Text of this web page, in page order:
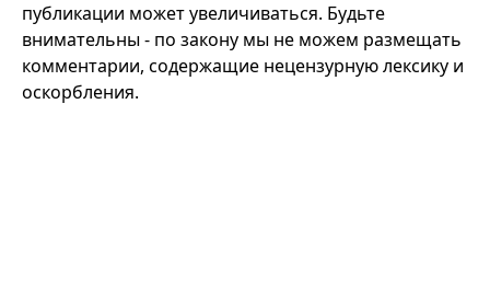
публикации может увеличиваться. Будьте
внимательны - по закону мы не можем размещать
комментарии, содержащие нецензурную лексику и
оскорбления.